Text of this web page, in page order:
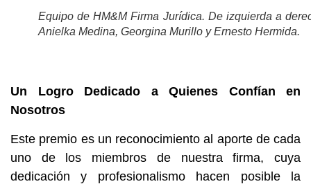
Equipo de HM&M Firma Jurídica. De izquierda a
Anielka Medina, Georgina Murillo y Ernesto Hermida.
Un Logro Dedicado a Quienes Confían en
Nosotros
Este premio es un reconocimiento al aporte de cada
uno de los miembros de nuestra firma, cuya
dedicación y profesionalismo hacen posible la